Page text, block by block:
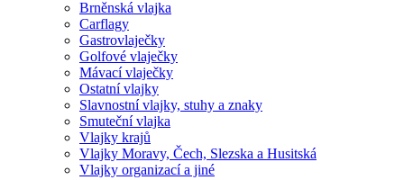
Brněnská vlajka
Carflagy
Gastrovlaječky
Golfové vlaječky
Mávací vlaječky
Ostatní vlajky
Slavnostní vlajky, stuhy a znaky
Smuteční vlajka
Vlajky krajů
Vlajky Moravy, Čech, Slezska a Husitská
Vlajky organizací a jiné